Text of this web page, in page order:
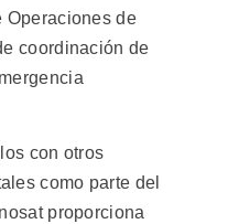
Operaciones de
coordinación de
con otros
como parte del
proporciona